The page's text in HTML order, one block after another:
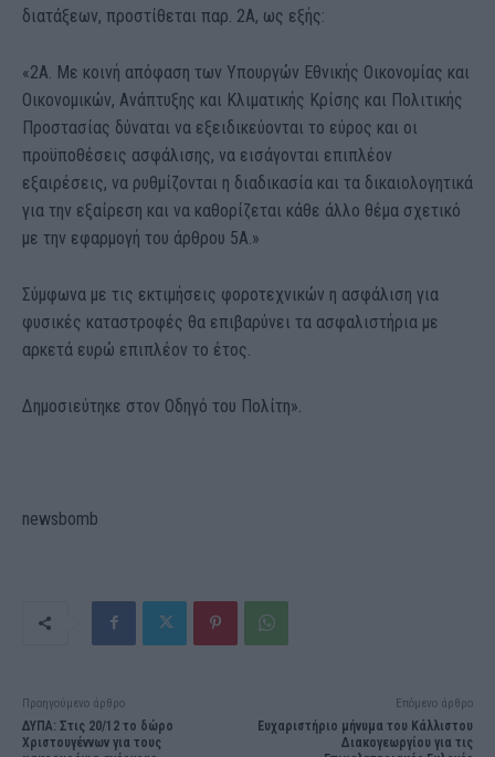
διατάξεων, προστίθεται παρ. 2Α, ως εξής:
«2Α. Με κοινή απόφαση των Υπουργών Εθνικής Οικονομίας και
Οικονομικών, Ανάπτυξης και Κλιματικής Κρίσης και Πολιτικής
Προστασίας δύναται να εξειδικεύονται το εύρος και οι
προϋποθέσεις ασφάλισης, να εισάγονται επιπλέον
εξαιρέσεις, να ρυθμίζονται η διαδικασία και τα δικαιολογητικά
για την εξαίρεση και να καθορίζεται κάθε άλλο θέμα σχετικό
με την εφαρμογή του άρθρου 5Α.»
Σύμφωνα με τις εκτιμήσεις φοροτεχνικών η ασφάλιση για
φυσικές καταστροφές θα επιβαρύνει τα ασφαλιστήρια με
αρκετά ευρώ επιπλέον το έτος.
Δημοσιεύτηκε στον Οδηγό του Πολίτη».
newsbomb
Προηγούμενο άρθρο
ΔΥΠΑ: Στις 20/12 το δώρο
Χριστουγέννων για τους
Επόμενο άρθρο
Ευχαριστήριο μήνυμα του Κάλλιστου
Διακογεωργίου για τις